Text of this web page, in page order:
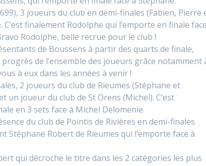
3 joueurs du club en demi-finales (Fabien, Pierre
finalement Rodolphe qui l’emporte en finale
Rodolphe, belle recrue pour le club !
de Boussens à partir des quarts de finale,
de l’ensemble des joueurs grâce notamment
à eux dans les années à venir !
2 joueurs du club de Rieumes (Stéphane et
un joueur du club de St Orens (Michel). C’est
en 3 sets face à Michel Delomenie.
du club de Pointis de Rivières en demi-finales
Stéphane Robert de Rieumes qui l’emporte face à
qui décroche le titre dans les 2 catégories les plus